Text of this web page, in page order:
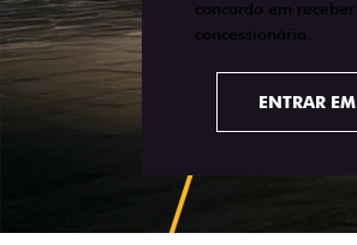
concordo em
concessionária.
ENTRAR